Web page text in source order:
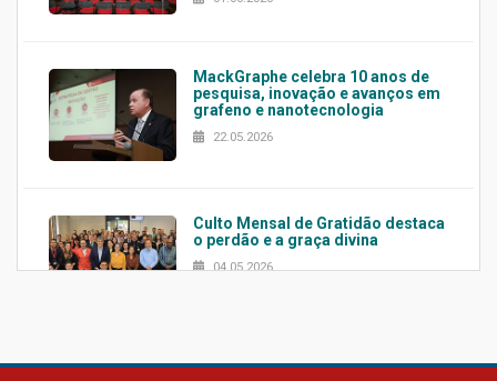
MackGraphe celebra 10 anos de
pesquisa, inovação e avanços em
grafeno e nanotecnologia
22.05.2026
Culto Mensal de Gratidão destaca
o perdão e a graça divina
04.05.2026
Confira como foi o culto mensal